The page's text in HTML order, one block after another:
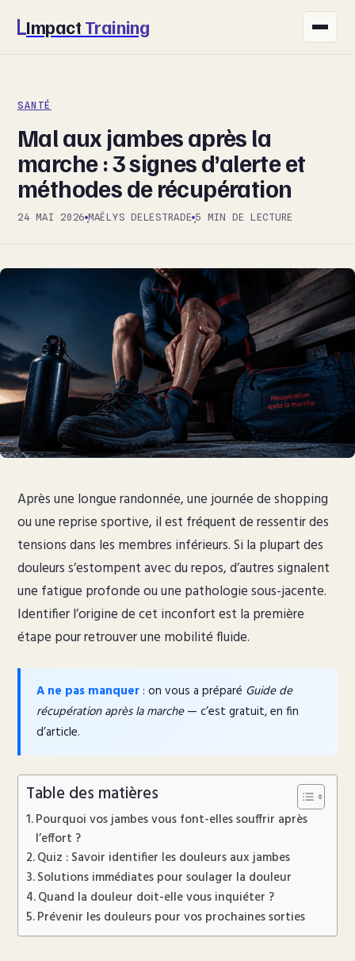
Impact Training
NUTRITION
SPORT
SANTÉ
Mal aux jambes après la
marche : 3 signes d’alerte et
méthodes de récupération
24 MAI 2026·MAËLYS DELESTRADE·5 MIN DE LECTURE
Après une longue randonnée, une journée de shopping
ou une reprise sportive, il est fréquent de ressentir des
tensions dans les membres inférieurs. Si la plupart des
douleurs s’estompent avec du repos, d’autres signalent
une fatigue profonde ou une pathologie sous-jacente.
Identifier l’origine de cet inconfort est la première
étape pour retrouver une mobilité fluide.
A ne pas manquer : on vous a préparé Guide de
récupération après la marche— c’est gratuit, en fin
d’article.
Table des matières
Pourquoi vos jambes vous font-elles souffrir après
l’effort ?
Quiz : Savoir identifier les douleurs aux jambes
Solutions immédiates pour soulager la douleur
Quand la douleur doit-elle vous inquiéter ?
Prévenir les douleurs pour vos prochaines sorties